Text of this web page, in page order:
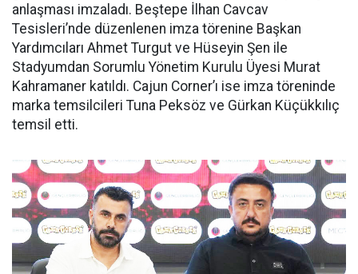
anlaşması imzaladı. Beştepe İlhan Cavcav
Tesisleri’nde düzenlenen imza törenine Başkan
Yardımcıları Ahmet Turgut ve Hüseyin Şen ile
Stadyumdan Sorumlu Yönetim Kurulu Üyesi Murat
Kahramaner katıldı. Cajun Corner’ı ise imza töreninde
marka temsilcileri Tuna Peksöz ve Gürkan Küçükkılıç
temsil etti.